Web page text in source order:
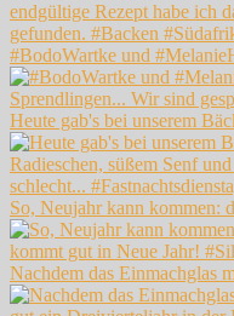
#BodoWartke und
Heute gab's bei unserem
So, Neujahr kann kommen:
Nachdem das Einmachglas